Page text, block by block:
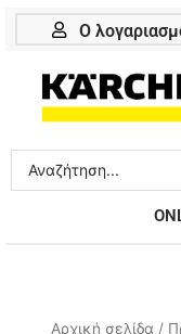
Μετάβαση
Ο
Search
...
Αρχική σελίδα /